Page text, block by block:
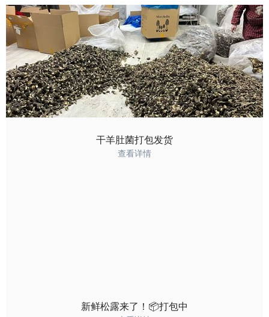
干羊肚菌打包发货
查看详情
新鲜松露来了！📦打包中